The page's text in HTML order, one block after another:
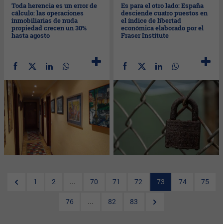
Toda herencia es un error de
cálculo: las operaciones
inmobiliarias de nuda
propiedad crecen un 30%
hasta agosto
Es para el otro lado: España
desciende cuatro puestos en
el índice de libertad
económica elaborado por el
Fraser Institute
1 2 ... 70 71 72 73 74 75
76 ... 82 83